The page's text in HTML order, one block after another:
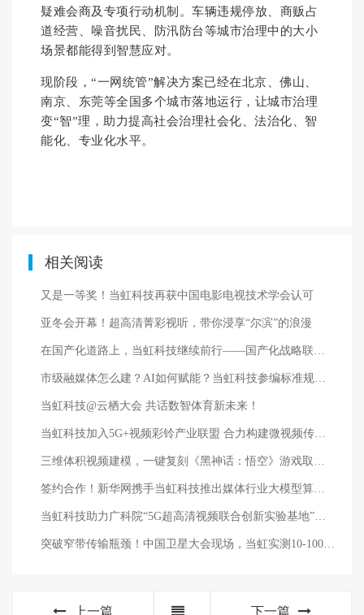
疑难会商及专项行动机制。车辆违规停放、商贩占
道经营、噪音扰民、防汛防台等城市治理中的大小
场景都能得到智慧应对。
现阶段，“一网统管”解决方案已经在北京、佛山、
南京、东莞等全国多个城市落地运行，让城市治理
变“智”理，助力提高社会治理社会化、法治化、智
能化、专业化水平。
相关阅读
又是一等奖！当虹科技再获中国电影电视技术学会认可
亚冬会开幕！超高清菁彩视听，带你浸享“尔滨”的浪漫
在国产化道路上，当虹科技继续前行——国产化战略联盟正式成立
市级融媒体怎么建？AI如何赋能？当虹科技参编标准规范给出答案
当虹科技@云栖大会 共话数智体育新未来！
当虹科技加入5G+视频彩铃产业联盟 合力构建微视频传播生态圈
三维体积视频建模，一键复刻《黑神话：悟空》游戏取景地！
签约合作！新华网携手当虹科技推出媒体行业大模型算力一体机
当虹科技助力广科院“5G超高清视频联合创新实验基地”贵州落地
突破窄带传输瓶颈！中国卫星大会现场，当虹实测10-100倍视频“瘦身”
上一篇 下一篇